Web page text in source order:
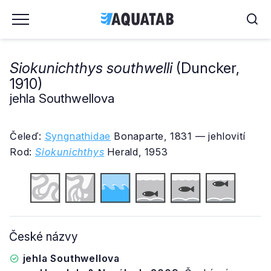
Siokunichthys southwelli(Duncker,
1910)
jehla Southwellova
Čeleď: Syngnathidae Bonaparte, 1831 — jehlovití
Rod: Siokunichthys Herald, 1953
České názvy
jehla Southwellova